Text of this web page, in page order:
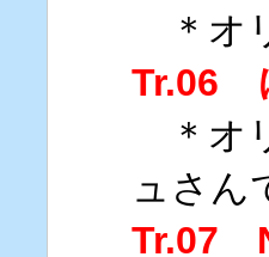
＊オ
Tr.06
＊オ
ュさん
Tr.07